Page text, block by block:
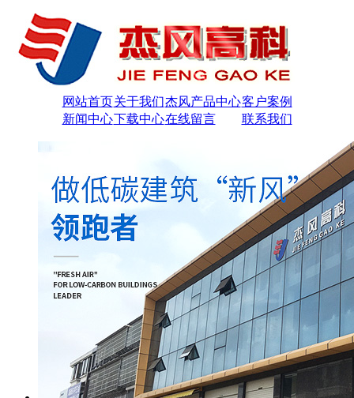
网站首页关于我们杰风产品中心客户案例
新闻中心下载中心在线留言 联系我们